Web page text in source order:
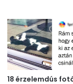
18 érzelemdús